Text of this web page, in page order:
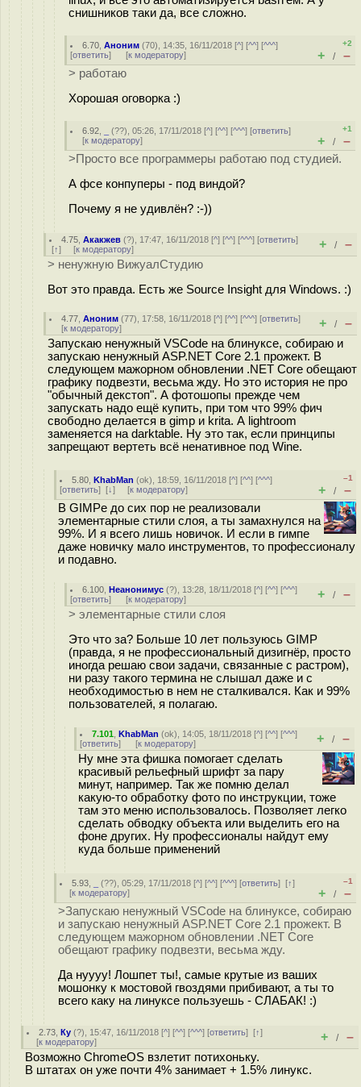
снишников таки да, все сложно.
6.70 ,Аноним (70), 14:35, 16/11/2018 [^] [^^] [^^^]
[ответить] [к модератору]
+2
+ / –
> работаю
Хорошая оговорка :)
6.92 (??), 05:26, 17/11/2018 [^] [^^] [^^^] [ответить]
[к модератору]
+1
+ / –
>Просто все программеры работаю под студией.
А фсе конпуперы - под виндой?
Почему я не удивлён? :-))
4.75 ,Акакжев (?), 17:47, 16/11/2018 [^] [^^] [^^^] [ответить]
[↑] [к модератору] + / –
> ненужную ВижуалСтудию
Вот это правда. Есть же Source Insight для Windows. :)
4.77 ,Аноним (77), 17:58, 16/11/2018 [^] [^^] [^^^] [ответить]
[к модератору] + / –
Запускаю ненужный VSCode на блинуксе, собираю и
запускаю ненужный ASP.NET Core 2.1 прожект. В
следующем мажорном обновлении .NET Core обещают
графику подвезти, весьма жду. Но это история не про
"обычный декстоп". А фотошопы прежде чем
запускать надо ещё купить, при том что 99% фич
свободно делается в gimp и krita. А lightroom
заменяется на darktable. Ну это так, если принципы
запрещают вертеть всё ненативное под Wine.
5.80 ,KhabMan (ok), 18:59, 16/11/2018 [^] [^^] [^^^]
[ответить] [↓] [к модератору]
–1
+ / –
В GIMPe до сих пор не реализовали
элементарные стили слоя, а ты замахнулся на
99%. И я всего лишь новичок. И если в гимпе
даже новичку мало инструментов, то профессионалу
и подавно.
6.100 ,Неанонимус (?), 13:28, 18/11/2018 [^] [^^] [^^^]
[ответить] [к модератору] + / –
> элементарные стили слоя
Это что за? Больше 10 лет пользуюсь GIMP
(правда, я не профессиональный дизигнёр, просто
иногда решаю свои задачи, связанные с растром),
ни разу такого термина не слышал даже и с
необходимостью в нем не сталкивался. Как и 99%
пользователей, я полагаю.
7.101 ,KhabMan (ok), 14:05, 18/11/2018 [^] [^^] [^^^]
[ответить] [к модератору] + / –
Ну мне эта фишка помогает сделать
красивый рельефный шрифт за пару
минут, например. Так же помню делал
какую-то обработку фото по инструкции, тоже
там это меню использовалось. Позволяет легко
сделать обводку объекта или выделить его на
фоне других. Ну профессионалы найдут ему
куда больше применений
5.93 (??), 05:29, 17/11/2018 [^] [^^] [^^^] [ответить][↑]
[к модератору]
–1
+ / –
>Запускаю ненужный VSCode на блинуксе, собираю
и запускаю ненужный ASP.NET Core 2.1 прожект. В
следующем мажорном обновлении .NET Core
обещают графику подвезти, весьма жду.
Да нуууу! Лошпет ты!, самые крутые из ваших
мошонку к мостовой гвоздями прибивают, а ты то
всего каку на линуксе пользуешь - СЛАБАК! :)
2.73 ,Ку (?), 15:47, 16/11/2018 [^] [^^] [^^^] [ответить][↑]
[к модератору] + / –
Возможно ChromeOS взлетит потихоньку.
В штатах он уже почти 4% занимает + 1.5% линукс.